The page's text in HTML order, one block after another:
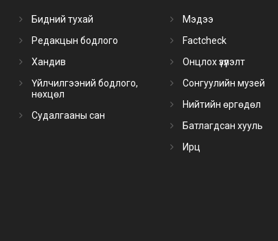
Бидний тухай
Редакцын бодлого
Хандив
Үйлчилгээний бодлого,
нөхцөл
Судалгааны сан
Мэдээ
Factcheck
Онцлох үзүүлэлт
Сонгуулийн музей
Нийтийн өргөдөл
Батлагдсан хууль
Ирц